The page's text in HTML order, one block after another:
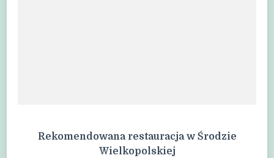
Rekomendowana restauracja w Środzie
Wielkopolskiej